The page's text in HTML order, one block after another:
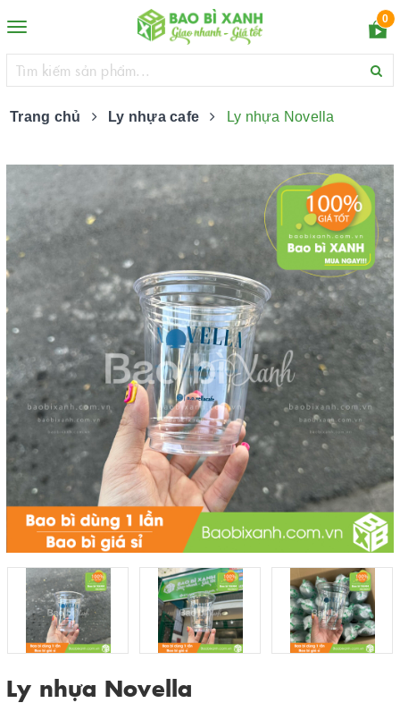
Toggle
navigation
0
Trang chủ Ly nhựa cafe Ly nhựa Novella
Ly nhựa Novella